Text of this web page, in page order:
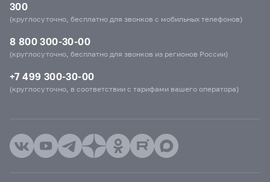
300
(круглосуточно, бесплатно для звонков с мобильных телефонов)
8 800 300-30-00
(круглосуточно, бесплатно для звонков из регионов России)
+7 499 300-30-00
(круглосуточно, в соответствии с тарифами вашего оператора)